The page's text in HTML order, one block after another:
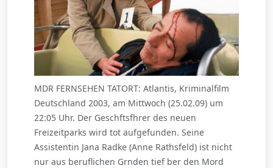
MDR FERNSEHEN TATORT: Atlantis, Kriminalfilm
Deutschland 2003, am Mittwoch (25.02.09) um
22:05 Uhr. Der Geschftsfhrer des neuen
Freizeitparks wird tot aufgefunden. Seine
Assistentin Jana Radke (Anne Rathsfeld) ist nicht
nur aus beruflichen Grnden tief ber den Mord